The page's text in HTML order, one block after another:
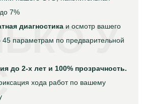
7%
диагностика и осмотр вашего
45 параметрам по предварительной
до 2-х лет и 100% прозрачность.
хода работ по вашему
У